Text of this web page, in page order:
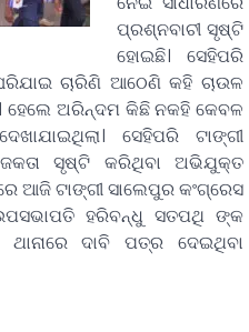
ପ୍ରଶ୍ନବାଚୀ ସୃଷ୍ଟି
ହୋଇଛି। ସେହିପରି
ଚାରିଣି ଆଠେଣି କହି ଚାଉଳ
ହେଲେ ଅରିନ୍ଦମ କିଛି ନକହି କେବଳ
ସେହିପରି ଟାଙ୍ଗୀ
ସୃଷ୍ଟି କରିଥିବା ଅଭିଯୁକ୍ତ
ଆଜି ଟାଙ୍ଗୀ ସାଲେପୁର କଂଗ୍ରେସ
ହରିବନ୍ଧୁ ସତପଥି ଙ୍କ
ଥାନାରେ ଦାବି ପତ୍ର ଦେଇଥିବା